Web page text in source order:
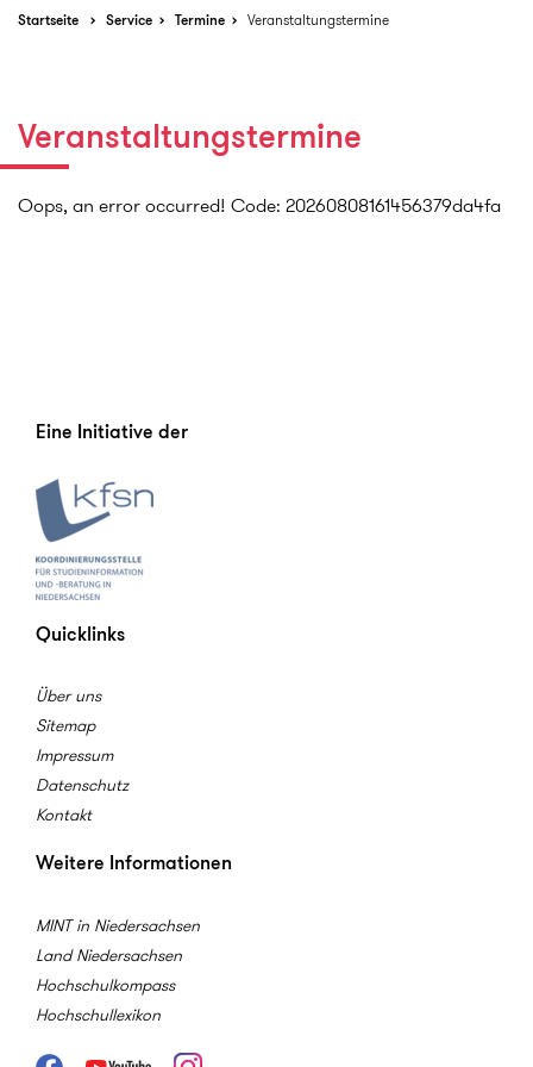
Startseite Service Termine Veranstaltungstermine
Veranstaltungstermine
Oops, an error occurred! Code: 20260808161456379da4fa
Eine Initiative der
Quicklinks
Über uns
Sitemap
Impressum
Datenschutz
Kontakt
Weitere Informationen
MINT in Niedersachsen
Land Niedersachsen
Hochschulkompass
Hochschullexikon